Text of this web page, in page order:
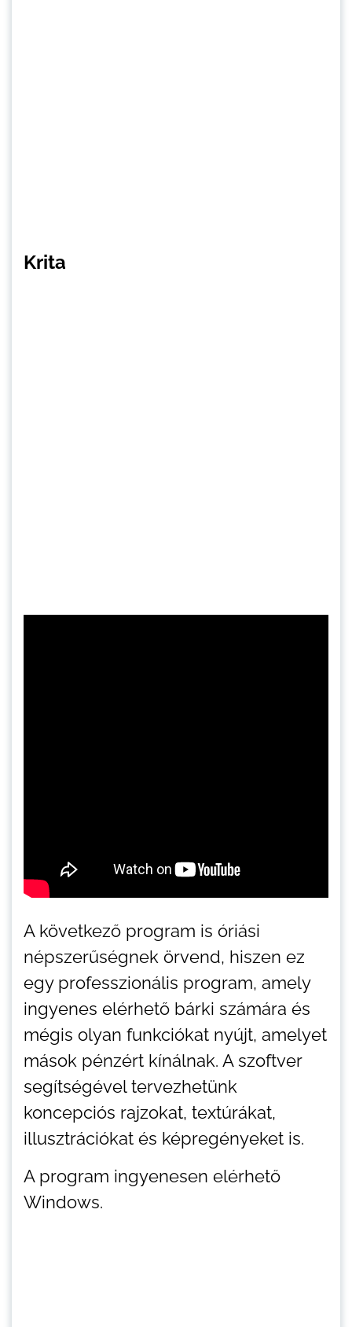
Krita
A következő program is óriási
népszerűségnek örvend, hiszen ez
egy professzionális program, amely
ingyenes elérhető bárki számára és
mégis olyan funkciókat nyújt, amelyet
mások pénzért kínálnak. A szoftver
segítségével tervezhetünk
koncepciós rajzokat, textúrákat,
illusztrációkat és képregényeket is.
A program ingyenesen elérhető
Windows.